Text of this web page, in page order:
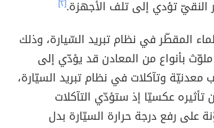
النقيّ تؤدي إلى تلف الأجهزة.[٢]
المقطّر في نظام تبريد السّيارة، وذلك
بأنواع من المعادن قد يؤدّي إلى
وتآكلات في نظام تبريد السيّارة،
عكسيّا إذ ستؤدّي التآكلات
على رفع درجة حرارة السيّارة بدل